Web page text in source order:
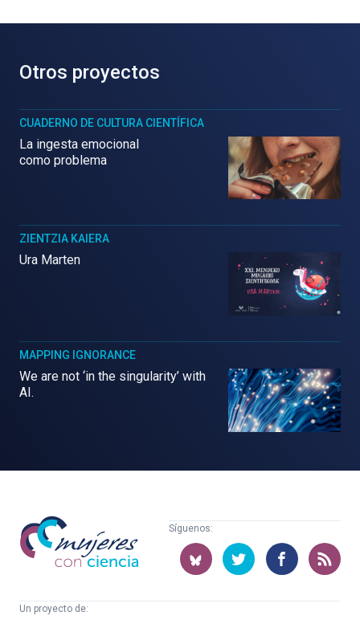
Otros proyectos
CUADERNO DE CULTURA CIENTÍFICA
La ingesta emocional
como problema
ZIENTZIA KAIERA
Ura Marten
MAPPING IGNORANCE
We are not ‘in the singularity’ with
AI.
Mujeres
con
ciencia
Síguenos:
Un proyecto de: